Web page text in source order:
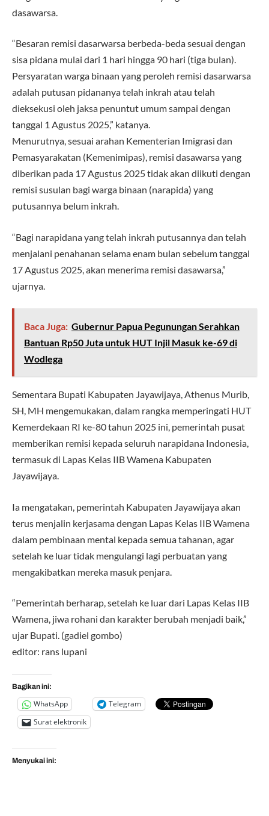
dasawarsa.
“Besaran remisi dasarwarsa berbeda-beda sesuai dengan
sisa pidana mulai dari 1 hari hingga 90 hari (tiga bulan).
Persyaratan warga binaan yang peroleh remisi dasarwarsa
adalah putusan pidananya telah inkrah atau telah
dieksekusi oleh jaksa penuntut umum sampai dengan
tanggal 1 Agustus 2025,” katanya.
Menurutnya, sesuai arahan Kementerian Imigrasi dan
Pemasyarakatan (Kemenimipas), remisi dasawarsa yang
diberikan pada 17 Agustus 2025 tidak akan diikuti dengan
remisi susulan bagi warga binaan (narapida) yang
putusannya belum inkrah.
“Bagi narapidana yang telah inkrah putusannya dan telah
menjalani penahanan selama enam bulan sebelum tanggal
17 Agustus 2025, akan menerima remisi dasawarsa,”
ujarnya.
Baca Juga: Gubernur Papua Pegunungan Serahkan
Bantuan Rp50 Juta untuk HUT Injil Masuk ke-69 di
Wodlega
Sementara Bupati Kabupaten Jayawijaya, Athenus Murib,
SH, MH mengemukakan, dalam rangka memperingati HUT
Kemerdekaan RI ke-80 tahun 2025 ini, pemerintah pusat
memberikan remisi kepada seluruh narapidana Indonesia,
termasuk di Lapas Kelas IIB Wamena Kabupaten
Jayawijaya.
Ia mengatakan, pemerintah Kabupaten Jayawijaya akan
terus menjalin kerjasama dengan Lapas Kelas IIB Wamena
dalam pembinaan mental kepada semua tahanan, agar
setelah ke luar tidak mengulangi lagi perbuatan yang
mengakibatkan mereka masuk penjara.
“Pemerintah berharap, setelah ke luar dari Lapas Kelas IIB
Wamena, jiwa rohani dan karakter berubah menjadi baik,”
ujar Bupati. (gadiel gombo)
editor: rans lupani
Bagikan ini:
WhatsApp
Telegram
Surat elektronik
Menyukai ini: